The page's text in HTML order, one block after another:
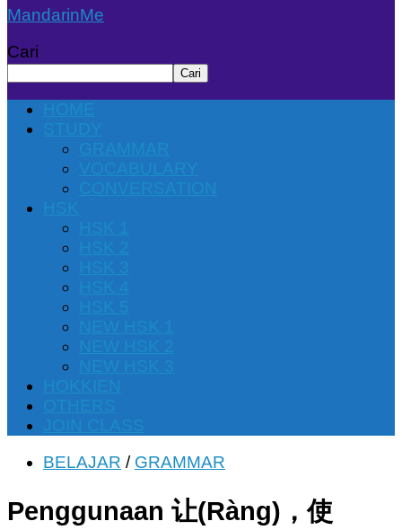
MandarinMe
Cari
Cari
HOME
STUDY
GRAMMAR
VOCABULARY
CONVERSATION
HSK
HSK 1
HSK 2
HSK 3
HSK 4
HSK 5
NEW HSK 1
NEW HSK 2
NEW HSK 3
HOKKIEN
OTHERS
JOIN CLASS
BELAJAR / GRAMMAR
Penggunaan 让(Ràng)，使